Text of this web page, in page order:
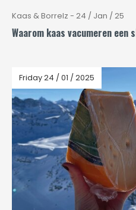
Kaas & Borrelz - 24 / Jan / 25
Waarom kaas vacumeren een
Friday 24 / 01 / 2025